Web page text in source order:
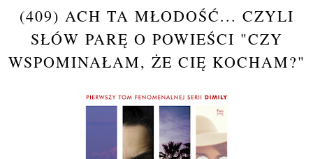
(409) ACH TA MŁODOŚĆ... CZYLI
SŁÓW PARĘ O POWIEŚCI "CZY
WSPOMINAŁAM, ŻE CIĘ KOCHAM?"